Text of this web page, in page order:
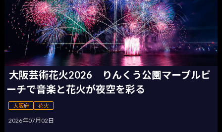
大阪芸術花火2026 りんくう公園マーブルビ
ーチで音楽と花火が夜空を彩る
大阪府 花火
2026年07月02日